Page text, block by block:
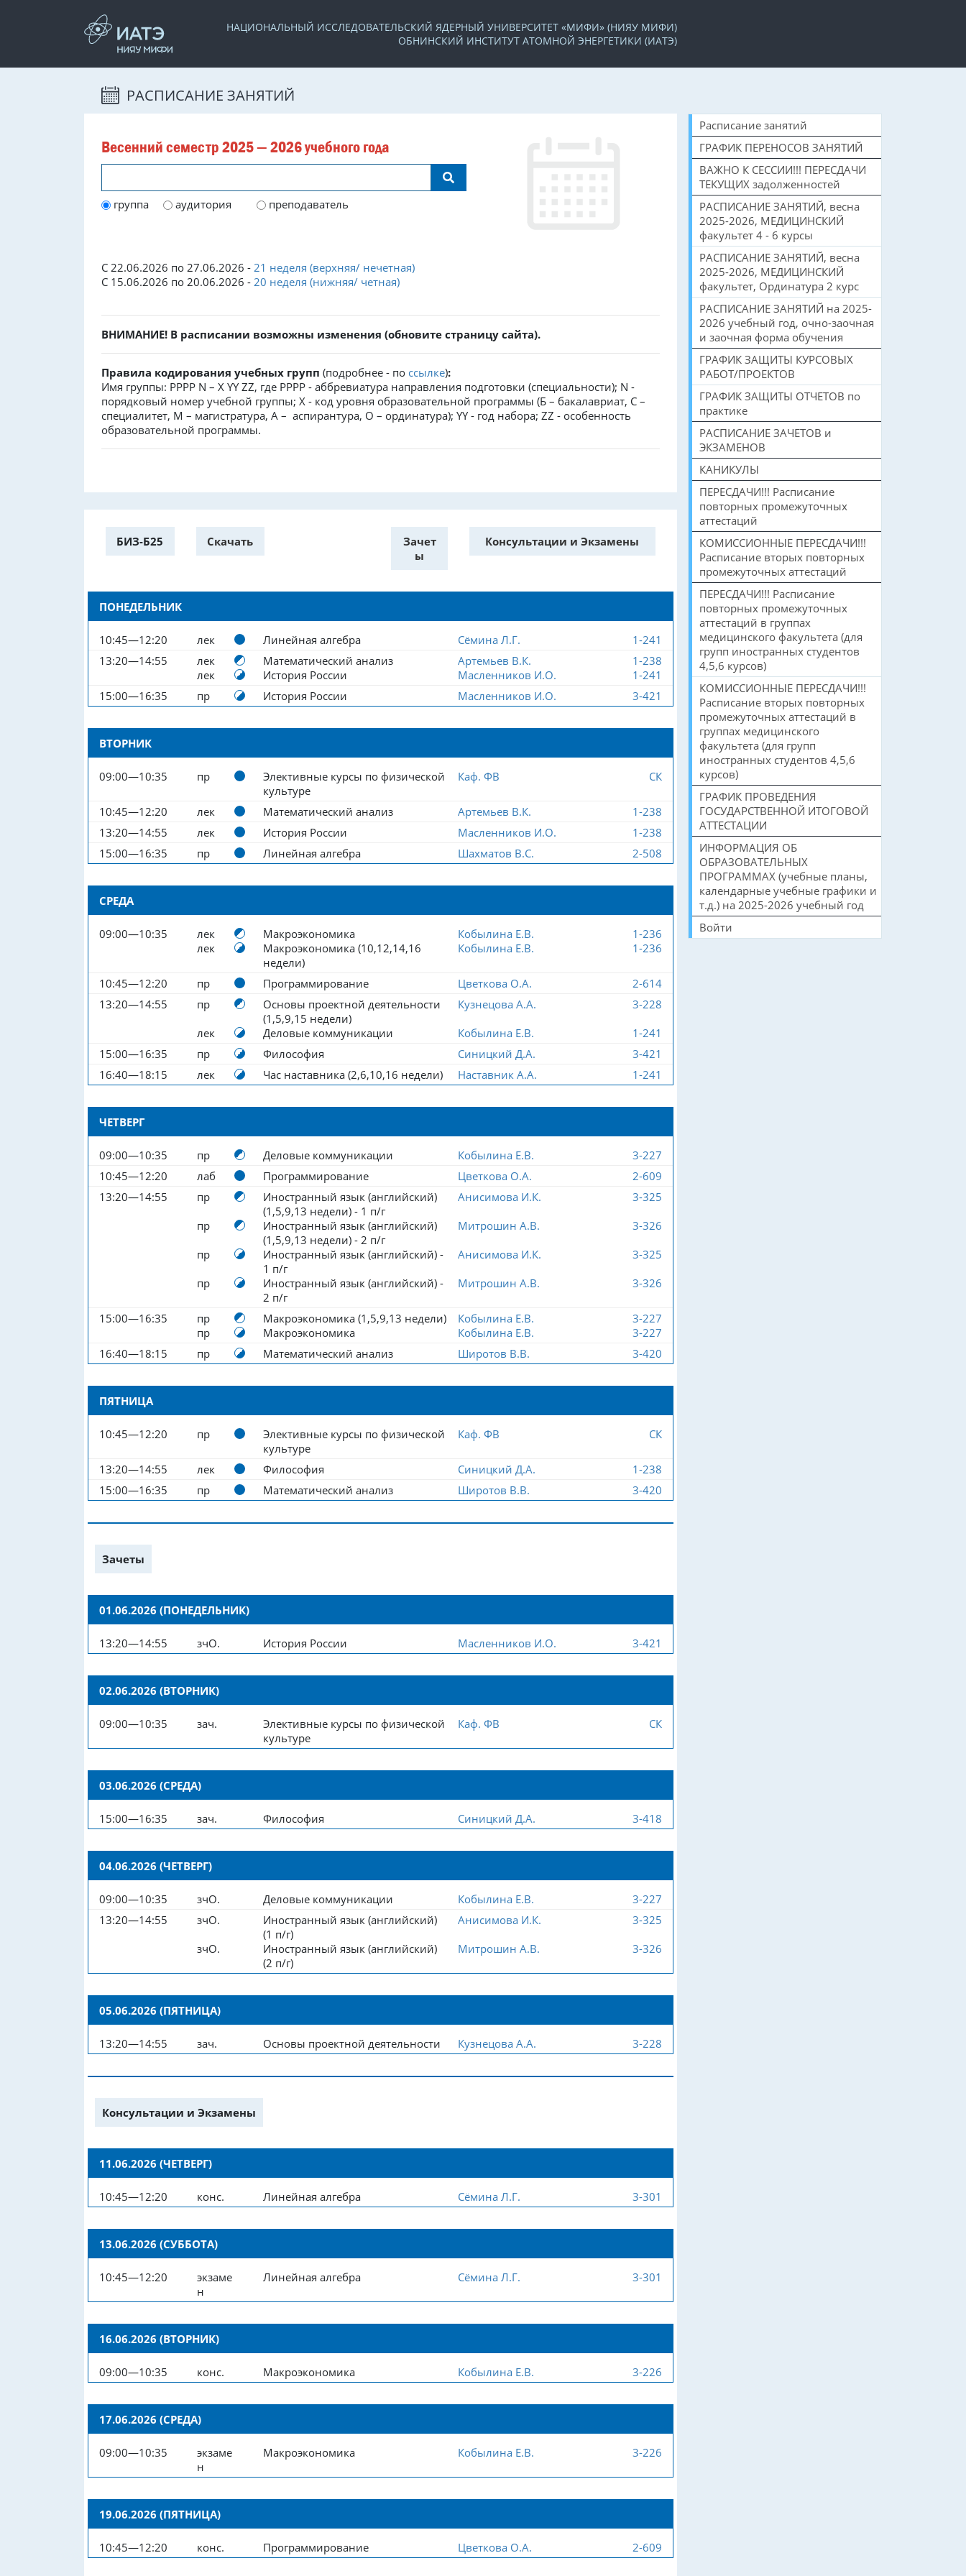
НАЦИОНАЛЬНЫЙ ИССЛЕДОВАТЕЛЬСКИЙ ЯДЕРНЫЙ УНИВЕРСИТЕТ «МИФИ» (НИЯУ МИФИ)
ОБНИНСКИЙ ИНСТИТУТ АТОМНОЙ ЭНЕРГЕТИКИ (ИАТЭ)
РАСПИСАНИЕ ЗАНЯТИЙ
Весенний семестр 2025 — 2026 учебного года
группа аудитория преподаватель
С 22.06.2026 по 27.06.2026 - 21 неделя (верхняя/ нечетная)
С 15.06.2026 по 20.06.2026 - 20 неделя (нижняя/ четная)
ВНИМАНИЕ! В расписании возможны изменения (обновите страницу сайта).
Правила кодирования учебных групп (подробнее - по ссылке):
Имя группы: PPPP N – X YY ZZ, где PPPP - аббревиатура направления подготовки (специальности); N -
порядковый номер учебной группы; X - код уровня образовательной программы (Б – бакалавриат, С –
специалитет, М – магистратура, А – аспирантура, О – ординатура); YY - год набора; ZZ - особенность
образовательной программы.
БИЗ-Б25 Скачать
Зачет
ы
Консультации и Экзамены
ПОНЕДЕЛЬНИК
10:45—12:20 лек Линейная алгебра Сёмина Л.Г.
1-241
13:20—14:55
лек Математический анализ Артемьев В.К.
1-238
лек
История России Масленников И.О.
1-241
15:00—16:35
пр История России Масленников И.О. 3-421
ВТОРНИК
09:00—10:35 пр
Элективные курсы по физической
культуре
Каф. ФВ СК
10:45—12:20 лек Математический анализ Артемьев В.К.
1-238
13:20—14:55
лек История России Масленников И.О.
1-238
15:00—16:35
пр Линейная алгебра Шахматов В.С. 2-508
СРЕДА
09:00—10:35 лек Макроэкономика Кобылина Е.В.
1-236
лек
Макроэкономика (10,12,14,16
недели)
Кобылина Е.В. 1-236
10:45—12:20 пр Программирование Цветкова О.А.
2-614
13:20—14:55
пр
Основы проектной деятельности
(1,5,9,15 недели)
Кузнецова А.А.
3-228
лек
Деловые коммуникации Кобылина Е.В.
1-241
15:00—16:35
пр Философия Синицкий Д.А.
3-421
16:40—18:15
лек Час наставника (2,6,10,16 недели) Наставник А.А. 1-241
ЧЕТВЕРГ
09:00—10:35 пр Деловые коммуникации Кобылина Е.В.
3-227
10:45—12:20
лаб Программирование Цветкова О.А.
2-609
13:20—14:55
пр
Иностранный язык (английский)
(1,5,9,13 недели) - 1 п/г
Анисимова И.К.
3-325
пр
Иностранный язык (английский)
(1,5,9,13 недели) - 2 п/г
Митрошин А.В.
3-326
пр
Иностранный язык (английский) -
1 п/г
Анисимова И.К.
3-325
пр
Иностранный язык (английский) -
2 п/г
Митрошин А.В. 3-326
15:00—16:35 пр Макроэкономика (1,5,9,13 недели) Кобылина Е.В.
3-227
пр
Макроэкономика Кобылина Е.В.
3-227
16:40—18:15
пр Математический анализ Широтов В.В. 3-420
ПЯТНИЦА
10:45—12:20 пр
Элективные курсы по физической
культуре
Каф. ФВ СК
13:20—14:55 лек Философия Синицкий Д.А.
1-238
15:00—16:35
пр Математический анализ Широтов В.В. 3-420
Зачеты
01.06.2026 (ПОНЕДЕЛЬНИК)
13:20—14:55 зчО. История России Масленников И.О. 3-421
02.06.2026 (ВТОРНИК)
09:00—10:35 зач.
Элективные курсы по физической
культуре
Каф. ФВ СК
03.06.2026 (СРЕДА)
15:00—16:35 зач. Философия Синицкий Д.А. 3-418
04.06.2026 (ЧЕТВЕРГ)
09:00—10:35 зчО. Деловые коммуникации Кобылина Е.В.
3-227
13:20—14:55
зчО.
Иностранный язык (английский)
(1 п/г)
Анисимова И.К.
3-325
зчО.
Иностранный язык (английский)
(2 п/г)
Митрошин А.В. 3-326
05.06.2026 (ПЯТНИЦА)
13:20—14:55 зач. Основы проектной деятельности Кузнецова А.А. 3-228
Консультации и Экзамены
11.06.2026 (ЧЕТВЕРГ)
10:45—12:20 конс. Линейная алгебра Сёмина Л.Г. 3-301
13.06.2026 (СУББОТА)
10:45—12:20
экзаме
н
Линейная алгебра Сёмина Л.Г. 3-301
16.06.2026 (ВТОРНИК)
09:00—10:35 конс. Макроэкономика Кобылина Е.В. 3-226
17.06.2026 (СРЕДА)
09:00—10:35
экзаме
н
Макроэкономика Кобылина Е.В. 3-226
19.06.2026 (ПЯТНИЦА)
10:45—12:20 конс. Программирование Цветкова О.А. 2-609
Расписание занятий
ГРАФИК ПЕРЕНОСОВ ЗАНЯТИЙ
ВАЖНО К СЕССИИ!!! ПЕРЕСДАЧИ
ТЕКУЩИХ задолженностей
РАСПИСАНИЕ ЗАНЯТИЙ, весна
2025-2026, МЕДИЦИНСКИЙ
факультет 4 - 6 курсы
РАСПИСАНИЕ ЗАНЯТИЙ, весна
2025-2026, МЕДИЦИНСКИЙ
факультет, Ординатура 2 курс
РАСПИСАНИЕ ЗАНЯТИЙ на 2025-
2026 учебный год, очно-заочная
и заочная форма обучения
ГРАФИК ЗАЩИТЫ КУРСОВЫХ
РАБОТ/ПРОЕКТОВ
ГРАФИК ЗАЩИТЫ ОТЧЕТОВ по
практике
РАСПИСАНИЕ ЗАЧЕТОВ и
ЭКЗАМЕНОВ
КАНИКУЛЫ
ПЕРЕСДАЧИ!!! Расписание
повторных промежуточных
аттестаций
КОМИССИОННЫЕ ПЕРЕСДАЧИ!!!
Расписание вторых повторных
промежуточных аттестаций
ПЕРЕСДАЧИ!!! Расписание
повторных промежуточных
аттестаций в группах
медицинского факультета (для
групп иностранных студентов
4,5,6 курсов)
КОМИССИОННЫЕ ПЕРЕСДАЧИ!!!
Расписание вторых повторных
промежуточных аттестаций в
группах медицинского
факультета (для групп
иностранных студентов 4,5,6
курсов)
ГРАФИК ПРОВЕДЕНИЯ
ГОСУДАРСТВЕННОЙ ИТОГОВОЙ
АТТЕСТАЦИИ
ИНФОРМАЦИЯ ОБ
ОБРАЗОВАТЕЛЬНЫХ
ПРОГРАММАХ (учебные планы,
календарные учебные графики и
т.д.) на 2025-2026 учебный год
Войти